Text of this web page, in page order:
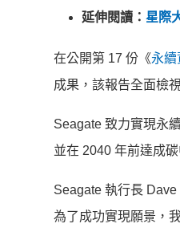
延伸閱讀： 星際
在公開第 17 份《永續
成果，該報告全面檢
Seagate 致力實現永
並在 2040 年前達成
Seagate 執行長
為了成功實現願景，